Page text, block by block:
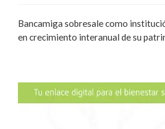
Bancamiga sobresale como
en crecimiento interanual de su